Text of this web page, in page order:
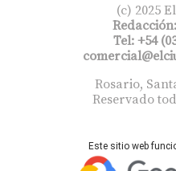
(c) 2025
Tel: +54
Rosario,
Reservado
Este sitio web